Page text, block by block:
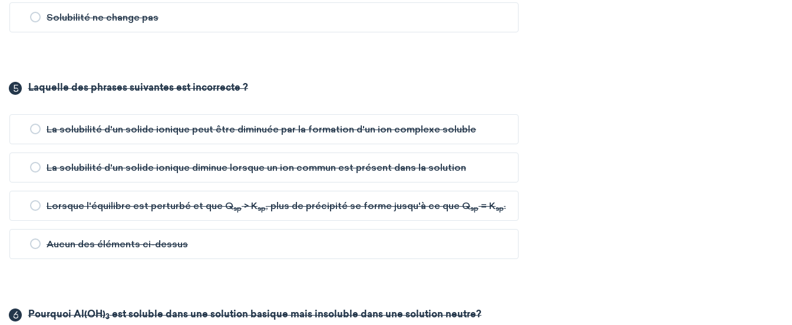
Solubilité ne change pas
5 Laquelle des phrases suivantes est incorrecte ?
La solubilité d'un solide ionique peut être diminuée par la formation d'un ion complexe soluble
La solubilité d'un solide ionique diminue lorsque un ion commun est présent dans la solution
Lorsque l'équilibre est perturbé et que Qsp> Ksp, plus de précipité se forme jusqu'à ce que Qsp= Ksp.
Aucun des éléments ci-dessus
6 Pourquoi Al(OH)3est soluble dans une solution basique mais insoluble dans une solution neutre?